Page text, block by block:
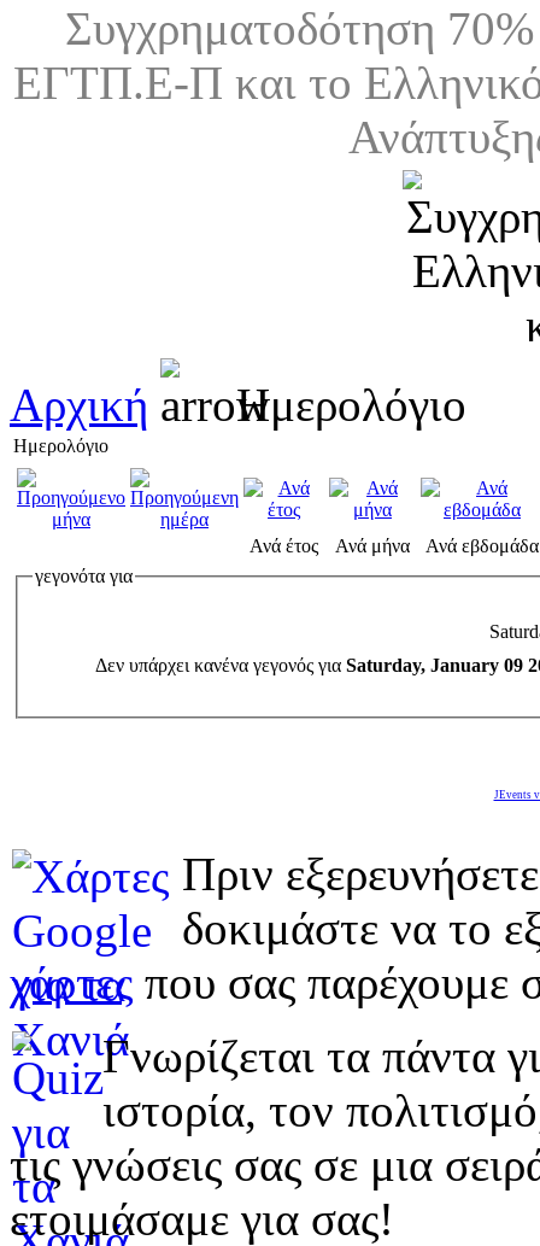
Συγχρηματοδότηση
ΕΓΤΠ.Ε-Π και το
Αρχική Ημερολόγιο
Ημερολόγιο
Ανά έτος Ανά μήνα
Ανά εβδομάδα
γεγονότα για
Δεν υπάρχει κανένα γεγονός για Saturday, January 09
JEvents
Πριν
δοκιμάστε να το
χάρτες που σας παρέχουμε
Γνωρίζεται τα πάντα
ιστορία, τον
τις γνώσεις σας σε μια
ετοιμάσαμε για σας!